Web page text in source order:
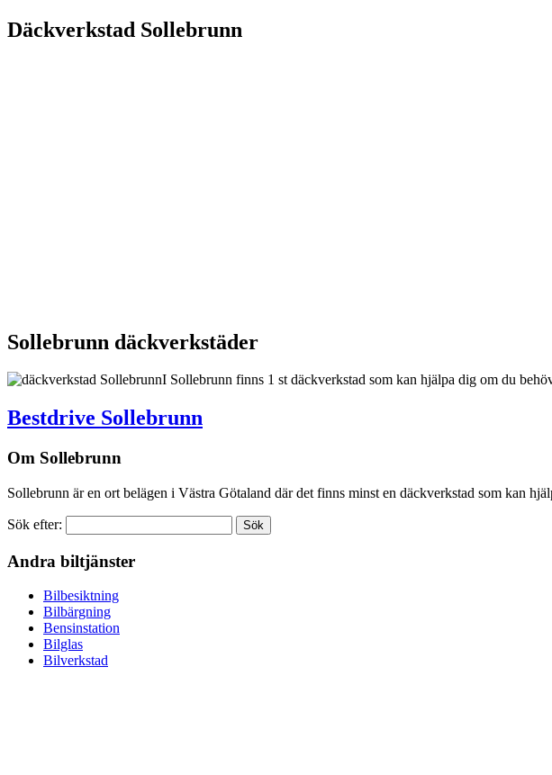
Däckverkstad Sollebrunn
Sollebrunn däckverkstäder
I Sollebrunn finns 1 st däckverkstad som kan hjälpa dig om du
Bestdrive Sollebrunn
Om Sollebrunn
Sollebrunn är en ort belägen i Västra Götaland där det finns minst en däckverkstad som kan
Sök efter:
Andra biltjänster
Bilbesiktning
Bilbärgning
Bensinstation
Bilglas
Bilverkstad